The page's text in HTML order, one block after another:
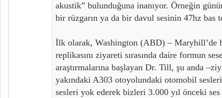
akustik” bulunduğuna inanıyor. Örneğin
bir rüzgarın ya da bir davul sesinin 47hz bas
İlk olarak, Washington (ABD) – Maryhill’de
replikasını ziyareti sırasında daire formun
araştırmalarına başlayan Dr. Till, şu anda
yakındaki A303 otoyolundaki otomobil
sesleri yok ederek bizleri 3.000 yıl önceki ses